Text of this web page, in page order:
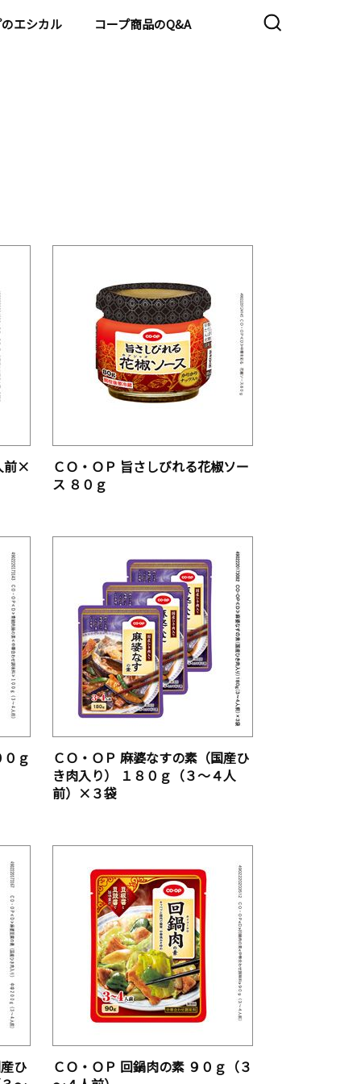
エシカル コープ商品のQ&A
前×
ＣＯ・ＯＰ 旨さしびれる花椒ソー
ス ８０ｇ
ｇ
ＣＯ・ＯＰ 麻婆なすの素（国産ひ
き肉入り） １８０ｇ（３～４人
前）×３袋
ひ
ＣＯ・ＯＰ 回鍋肉の素 ９０ｇ（３